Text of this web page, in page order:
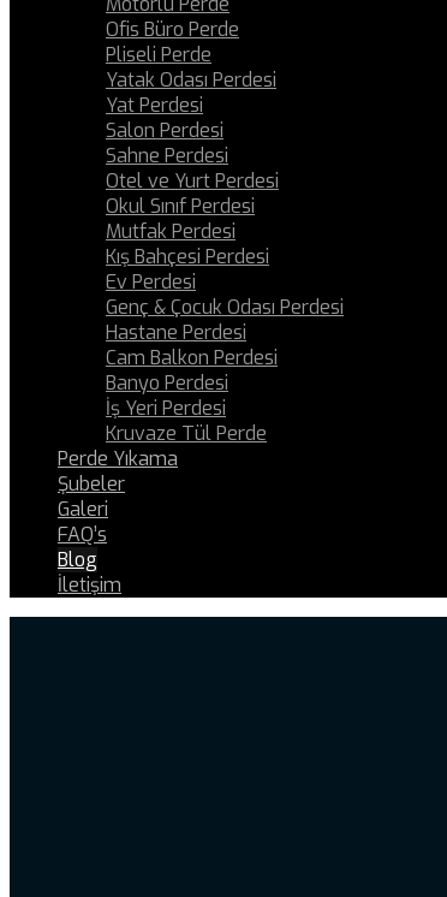
Ofis Büro Perde
Pliseli Perde
Yatak Odası Perdesi
Yat Perdesi
Salon Perdesi
Sahne Perdesi
Otel ve Yurt Perdesi
Okul Sınıf Perdesi
Mutfak Perdesi
Kış Bahçesi Perdesi
Ev Perdesi
Genç & Çocuk Odası Perdesi
Hastane Perdesi
Cam Balkon Perdesi
Banyo Perdesi
İş Yeri Perdesi
Kruvaze Tül Perde
Perde Yıkama
Şubeler
Galeri
FAQ’s
Blog
İletişim